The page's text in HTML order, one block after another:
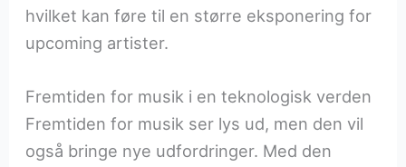
hvilket kan føre til en større eksponering for
upcoming artister.
Fremtiden for musik i en teknologisk verden
Fremtiden for musik ser lys ud, men den vil
også bringe nye udfordringer. Med den